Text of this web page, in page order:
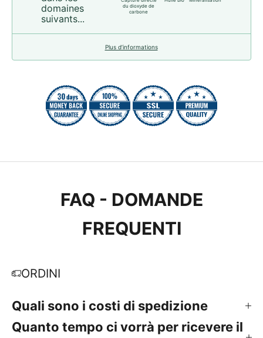
domaines
suivants...
du dioxyde de
carbone
Plus d’informations
FAQ - DOMANDE
FREQUENTI
ORDINI
Quali sono i costi di spedizione
Quanto tempo ci vorrà per ricevere il